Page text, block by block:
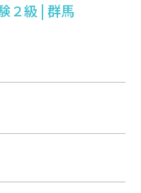
２級 | 群馬